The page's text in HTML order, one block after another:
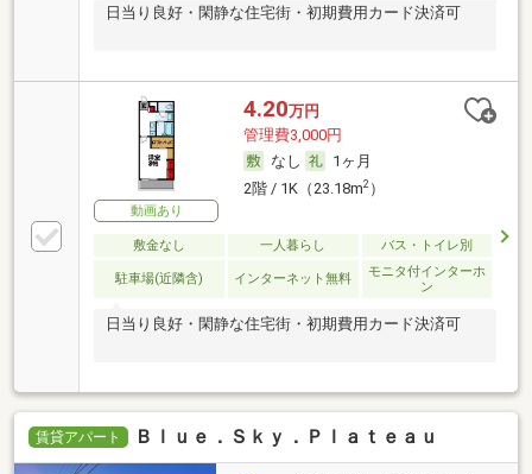
日当り良好・閑静な住宅街・初期費用カード決済可
動画あり
4.20万円
管理費3,000円
なし
1ヶ月
2階 / 1K（23.18m2）
敷金なし 一人暮らし バス・トイレ別
駐車場(近隣含) インターネット無料
モニタ付インターホ
ン
日当り良好・閑静な住宅街・初期費用カード決済可
賃貸アパート Ｂｌｕｅ．Ｓｋｙ．Ｐｌａｔｅａｕ